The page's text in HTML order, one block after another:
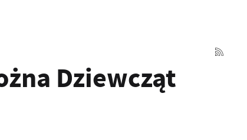
Dziewcząt